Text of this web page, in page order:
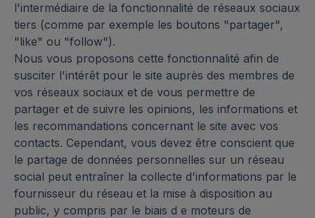
l'intermédiaire de la fonctionnalité de réseaux sociaux
tiers (comme par exemple les boutons "partager",
"like" ou "follow").
Nous vous proposons cette fonctionnalité afin de
susciter l'intérêt pour le site auprès des membres de
vos réseaux sociaux et de vous permettre de
partager et de suivre les opinions, les informations et
les recommandations concernant le site avec vos
contacts. Cependant, vous devez être conscient que
le partage de données personnelles sur un réseau
social peut entraîner la collecte d'informations par le
fournisseur du réseau et la mise à disposition au
public, y compris par le biais d e moteurs de